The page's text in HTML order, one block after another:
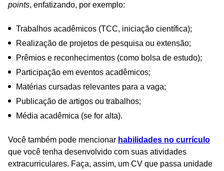
points, enfatizando, por exemplo:
Trabalhos acadêmicos (TCC, iniciação científica);
Realização de projetos de pesquisa ou extensão;
Prêmios e reconhecimentos (como bolsa de estudo);
Participação em eventos acadêmicos;
Matérias cursadas relevantes para a vaga;
Publicação de artigos ou trabalhos;
Média acadêmica (se for alta).
Você também pode mencionar habilidades no currículo
que você tenha desenvolvido com suas atividades
extracurriculares. Faça, assim, um CV que passa unidade